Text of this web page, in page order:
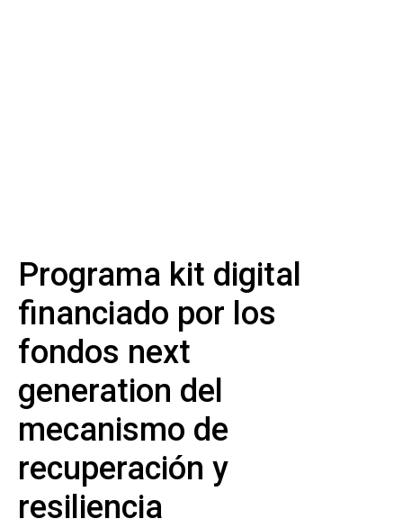
Programa kit digital
financiado por los
fondos next
generation del
mecanismo de
recuperación y
resiliencia